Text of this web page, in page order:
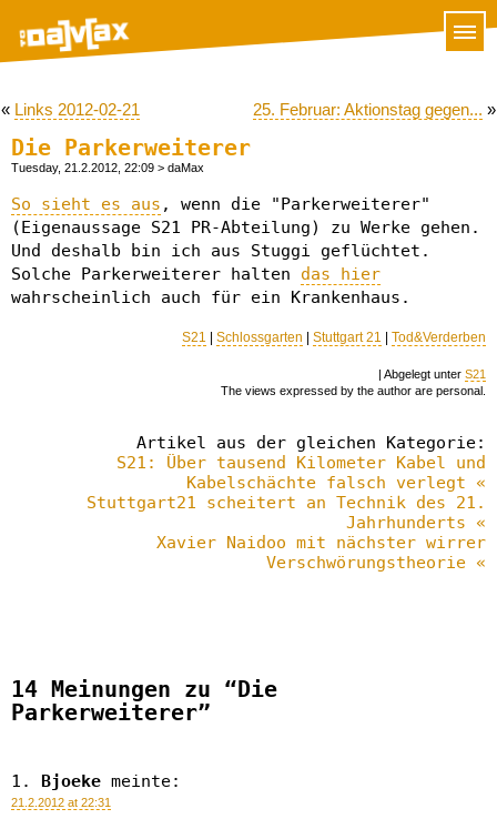
« Links 2012-02-21 25. Februar: Aktionstag gegen... »
Die Parkerweiterer
Tuesday, 21.2.2012, 22:09 > daMax
So sieht es aus , wenn die "Parkerweiterer"
(Eigenaussage S21 PR-Abteilung) zu Werke gehen.
Und deshalb bin ich aus Stuggi geflüchtet.
Solche Parkerweiterer halten das hier
wahrscheinlich auch für ein Krankenhaus.
S21 Schlossgarten Stuttgart 21 Tod&Verderben
| Abgelegt unter S21
The views expressed by the author are personal.
Artikel aus der gleichen Kategorie:
S21: Über tausend Kilometer Kabel und
Kabelschächte falsch verlegt «
Stuttgart21 scheitert an Technik des 21.
Jahrhunderts «
Xavier Naidoo mit nächster wirrer
Verschwörungstheorie «
14 Meinungen zu “Die
Parkerweiterer”
Bjoeke meinte:
21.2.2012 at 22:31